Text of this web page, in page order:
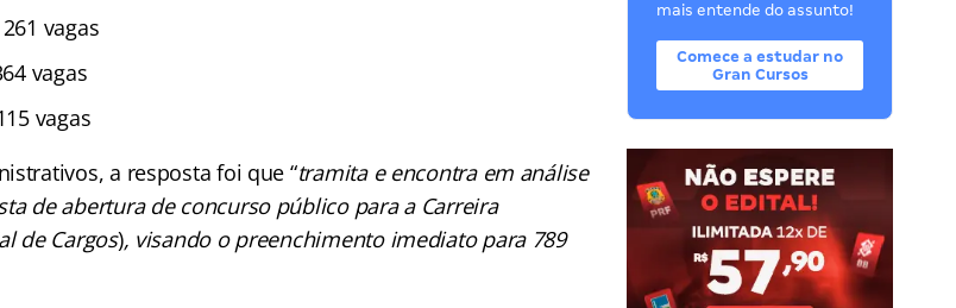
vagas
vagas
vagas
a resposta foi que “tramita e encontra em análise
de abertura de concurso público para a Carreira
de Cargos), visando o preenchimento imediato para 789
mais entende do assunto!
Comece a estudar no
Gran Cursos